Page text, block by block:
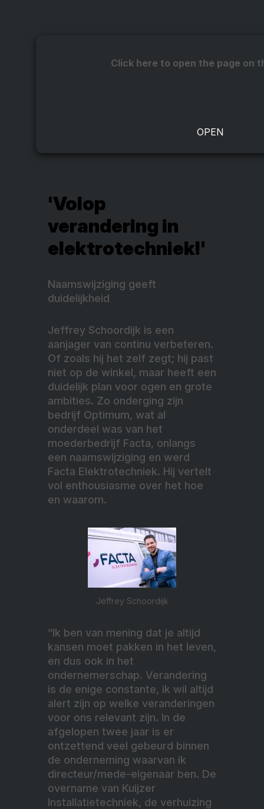
Click here to open the page on
'Volop
verandering in
elektrotechniek!'
Naamswijziging geeft
duidelijkheid
Jeffrey Schoordijk is een
aanjager van continu verbeteren.
Of zoals hij het zelf zegt; hij past
niet op de winkel, maar heeft een
duidelijk plan voor ogen en grote
ambities. Zo onderging zijn
bedrijf Optimum, wat al
onderdeel was van het
moederbedrijf Facta, onlangs
een naamswijziging en werd
Facta Elektrotechniek. Hij vertelt
vol enthousiasme over het hoe
en waarom.
Jeffrey Schoordijk
“Ik ben van mening dat je altijd
kansen moet pakken in het leven,
en dus ook in het
ondernemerschap. Verandering
is de enige constante, ik wil altijd
alert zijn op welke veranderingen
voor ons relevant zijn. In de
afgelopen twee jaar is er
ontzettend veel gebeurd binnen
de onderneming waarvan ik
directeur/mede-eigenaar ben. De
overname van Kuijzer
Installatietechniek, de verhuizing